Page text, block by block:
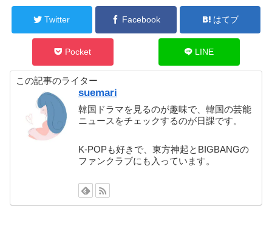
Twitter Facebook はてブ
Pocket LINE
この記事のライター
suemari
韓国ドラマを見るのが趣味で、韓国の芸能
ニュースをチェックするのが日課です。
K-POPも好きで、東方神起とBIGBANGの
ファンクラブにも入っています。